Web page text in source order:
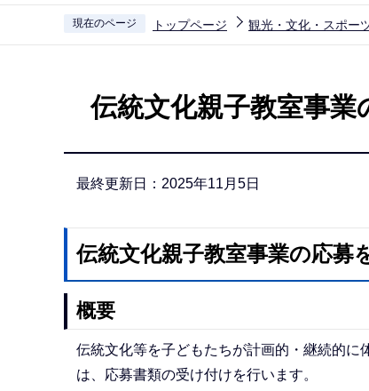
現在のページ トップページ 観光・文化・スポー
伝統文化親子教室事業
最終更新日：2025年11月5日
伝統文化親子教室事業の応募
概要
伝統文化等を子どもたちが計画的・継続的
は、応募書類の受け付けを行います。